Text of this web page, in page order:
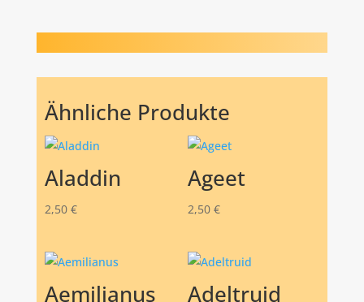
Ähnliche Produkte
Aladdin
2,50 €
Ageet
2,50 €
Aemilianus Adeltruid